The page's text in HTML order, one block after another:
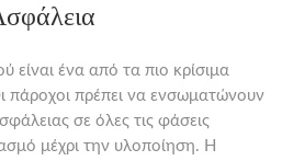
είναι ένα από τα πιο κρίσιμα
πάροχοι πρέπει να ενσωματώνουν
σε όλες τις φάσεις
μέχρι την υλοποίηση. Η